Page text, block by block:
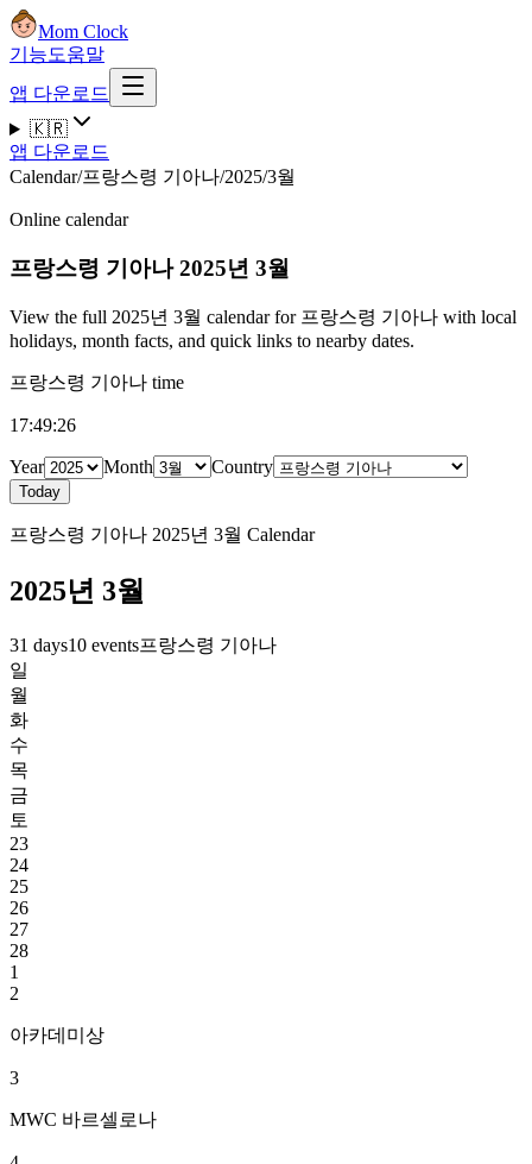
Mom Clock
기능도움말
앱 다운로드
🇰🇷
앱 다운로드
Calendar/프랑스령 기아나/2025/3월
Online calendar
프랑스령 기아나2025년 3월
View the full 2025년 3월 calendar for 프랑스령 기아나 with local
holidays, month facts, and quick links to nearby dates.
프랑스령 기아나 time
17:49:27
Year Month Country
Today
프랑스령 기아나 2025년 3월 Calendar
2025년 3월
31 days10 events프랑스령 기아나
일
월
화
수
목
금
토
23
24
25
26
27
28
1
2
아카데미상
3
MWC 바르셀로나